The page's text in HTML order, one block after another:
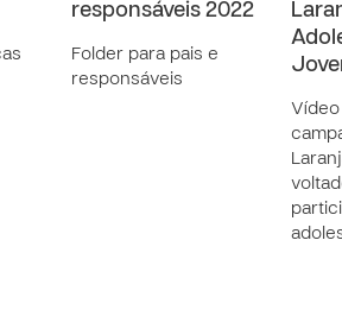
responsáveis 2022
Folder para pais e
responsáveis